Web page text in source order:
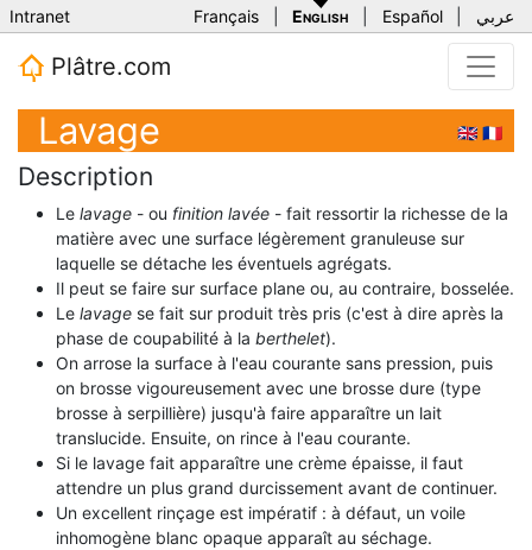
Intranet Français English Español عربي
Plâtre.com
Lavage 🇬🇧 🇫🇷
Description
Le lavage - ou finition lavée - fait ressortir la richesse de la
matière avec une surface légèrement granuleuse sur
laquelle se détache les éventuels agrégats.
Il peut se faire sur surface plane ou, au contraire, bosselée.
Le lavage se fait sur produit très pris (c'est à dire après la
phase de coupabilité à la berthelet).
On arrose la surface à l'eau courante sans pression, puis
on brosse vigoureusement avec une brosse dure (type
brosse à serpillière) jusqu'à faire apparaître un lait
translucide. Ensuite, on rince à l'eau courante.
Si le lavage fait apparaître une crème épaisse, il faut
attendre un plus grand durcissement avant de continuer.
Un excellent rinçage est impératif : à défaut, un voile
inhomogène blanc opaque apparaît au séchage.